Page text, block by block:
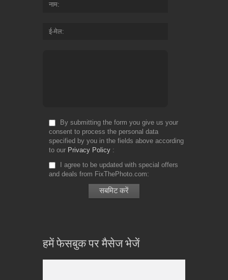
नाम
ई-मेल
By submitting the form you give us your
consent to process the personal data
specified by you in the fields above according
to our Privacy Policy
I agree to be updated with special offers
and deals from FixThePhoto.com
हमें फेसबुक पर मैसेज भेजें